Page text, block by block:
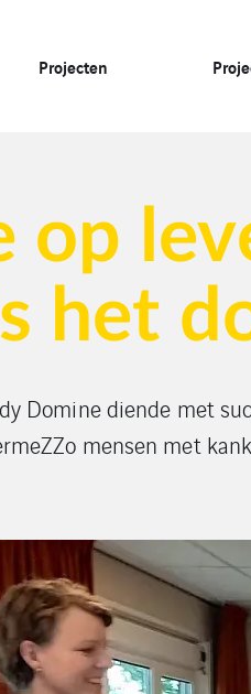
Projecten
op
het
Domine diende met
mensen met